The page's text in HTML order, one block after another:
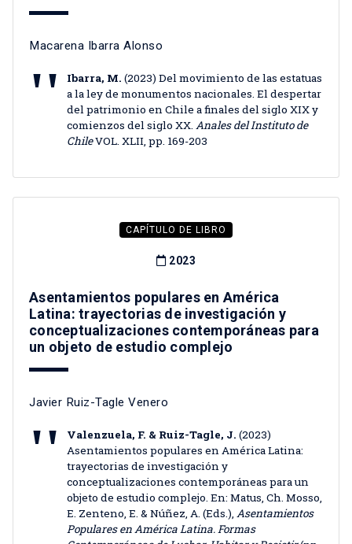
Macarena Ibarra Alonso
Ibarra, M. (2023) Del movimiento de las estatuas
a la ley de monumentos nacionales. El despertar
del patrimonio en Chile a finales del siglo XIX y
comienzos del siglo XX. Anales del Instituto de
ChileVOL. XLII, pp. 169-203
CAPÍTULO DE LIBRO
2023
Asentamientos populares en América
Latina: trayectorias de investigación y
conceptualizaciones contemporáneas para
un objeto de estudio complejo
Javier Ruiz-Tagle Venero
Valenzuela, F. & Ruiz-Tagle, J. (2023)
Asentamientos populares en América Latina:
trayectorias de investigación y
conceptualizaciones contemporáneas para un
objeto de estudio complejo. En: Matus, Ch. Mosso,
E. Zenteno, E. & Núñez, A. (Eds.), Asentamientos
Populares en América Latina. Formas